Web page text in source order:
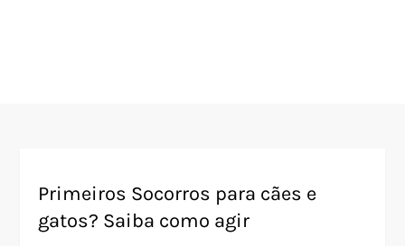
Primeiros Socorros para cães e
gatos? Saiba como agir